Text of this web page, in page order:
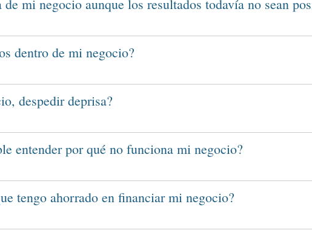
mi negocio aunque los resultados todavía no sean
dentro de mi negocio?
despedir deprisa?
entender por qué no funciona mi negocio?
tengo ahorrado en financiar mi negocio?